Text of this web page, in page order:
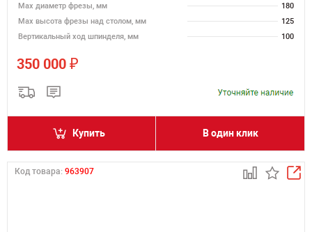
Max диаметр фрезы, мм
180
Мах высота фрезы над столом, мм
125
Вертикальный ход шпинделя, мм
100
350 000 ₽
Купить В один клик
Код товара: 963907